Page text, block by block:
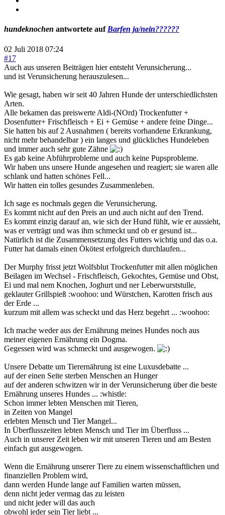
hundeknochen antwortete auf Barfen ja/nein??????
02 Juli 2018 07:24
#17
Auch aus unseren Beiträgen hier entsteht Verunsicherung...
und ist Verunsicherung herauszulesen...
Wie gesagt, haben wir seit 40 Jahren Hunde der unterschiedlichsten
Arten.
Alle bekamen das preiswerte Aldi-(NOrd) Trockenfutter +
Dosenfutter+ Frischfleisch + Ei + Gemüse + andere feine Dinge...
Sie hatten bis auf 2 Ausnahmen ( bereits vorhandene Erkrankung,
nicht mehr behandelbar ) ein langes und glückliches Hundeleben
und immer auch sehr gute Zähne
Es gab keine Abführprobleme und auch keine Pupsprobleme.
Wir haben uns unsere Hunde angesehen und reagiert; sie waren alle
schlank und hatten schönes Fell...
Wir hatten ein tolles gesundes Zusammenleben.
Ich sage es nochmals gegen die Verunsicherung.
Es kommt nicht auf den Preis an und auch nicht auf den Trend.
Es kommt einzig darauf an, wie sich der Hund fühlt, wie er aussieht,
was er verträgt und was ihm schmeckt und ob er gesund ist...
Natürlich ist die Zusammensetzung des Futters wichtig und das o.a.
Futter hat damals einen Ökötest erfolgreich durchlaufen...
Der Murphy frisst jetzt Wolfsblut Trockenfutter mit allen möglichen
Beilagen im Wechsel - Frischfleisch, Gekochtes, Gemüse und Obst,
Ei und mal nem Knochen, Joghurt und ner Leberwurststulle,
geklauter Grillspieß :woohoo: und Würstchen, Karotten frisch aus
der Erde ...
kurzum mit allem was scheckt und das Herz begehrt ... :woohoo:
Ich mache weder aus der Ernährung meines Hundes noch aus
meiner eigenen Ernährung ein Dogma.
Gegessen wird was schmeckt und ausgewogen.
Unsere Debatte um Tierernährung ist eine Luxusdebatte ...
auf der einen Seite sterben Menschen an Hunger
auf der anderen schwitzen wir in der Verunsicherung über die beste
Ernährung unseres Hundes ... :whistle:
Schon immer lebten Menschen mit Tieren,
in Zeiten von Mangel
erlebten Mensch und Tier Mangel...
In Überflusszeiten lebten Mensch und Tier im Überfluss ...
Auch in unserer Zeit leben wir mit unseren Tieren und am Besten
einfach gut ausgewogen.
Wenn die Ernährung unserer Tiere zu einem wissenschaftlichen und
finanziellen Problem wird,
dann werden Hunde lange auf Familien warten müssen,
denn nicht jeder vermag das zu leisten
und nicht jeder will das auch
obwohl jeder sein Tier liebt ...